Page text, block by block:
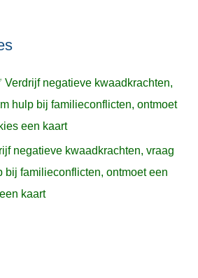
Verdrijf negatieve kwaadkrachten,
hulp bij familieconflicten, ontmoet
een kaart
negatieve kwaadkrachten, vraag
bij familieconflicten, ontmoet een
kaart